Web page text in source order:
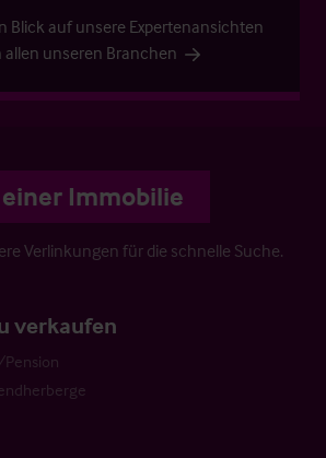
Blick auf unsere Expertenansichten
allen unseren Branchen
Immobilie
Verlinkungen für die schnelle Suche.
verkaufen